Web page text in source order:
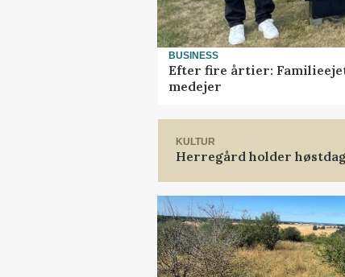
BUSINESS
Efter fire årtier:
medejer
KULTUR
Herregård holder